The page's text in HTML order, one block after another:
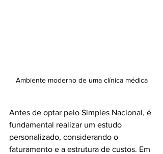
Ambiente moderno de uma clínica médica
Antes de optar pelo Simples Nacional, é
fundamental realizar um estudo
personalizado, considerando o
faturamento e a estrutura de custos. Em